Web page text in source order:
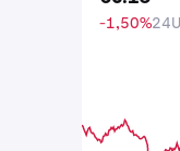
-1,50%24U